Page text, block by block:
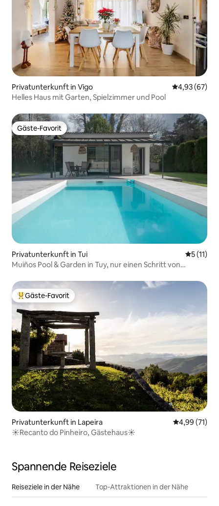
Privatunterkunft in Vigo
4,93 (67)
Helles Haus mit Garten, Spielzimmer und Pool
Gäste-Favorit
Gäste-Favorit
Privatunterkunft in Tui
5 (11)
Muiños Pool & Garden in Tuy, nur einen Schritt von
Beliebter Gäste-Favorit.
Gäste-Favorit
Privatunterkunft in Lapeira
4,99 (71)
☀️Recanto do Pinheiro, Gästehaus☀️
Spannende Reiseziele
Reiseziele in der Nähe Top-Attraktionen in der Nähe